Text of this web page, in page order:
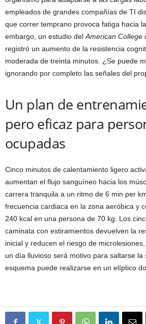
empleados de grandes compañías de TI
que correr temprano provoca fatiga hacia
embargo, un estudio del American College
registró un aumento de la resistencia
moderada de treinta minutos. ¿Se puede
ignorando por completo las señales del
Un plan de
pero eficaz para
ocupadas
Cinco minutos de calentamiento ligero
aumentan el flujo sanguíneo hacia los
carrera tranquila a un ritmo de 6 min per
frecuencia cardiaca en la zona aeróbica y
240 kcal en una persona de 70 kg. Los
caminata con estiramientos devuelven la
inicial y reducen el riesgo de
un día lluvioso será motivo para saltarse la
esquema puede realizarse en un elíptico